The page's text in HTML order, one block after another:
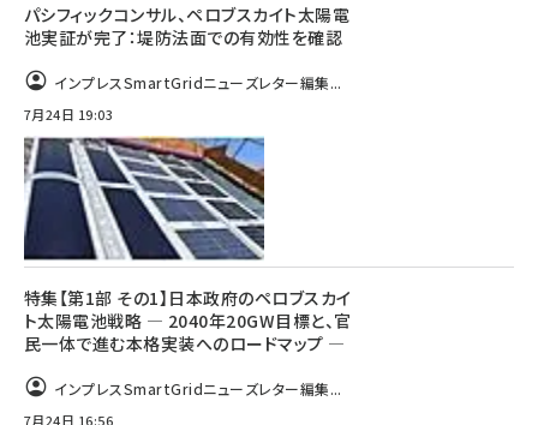
パシフィックコンサル、ペロブスカイト太陽電
池実証が完了：堤防法面での有効性を確認
インプレスSmartGridニューズレター編集...
7月24日 19:03
特集【第1部 その1】日本政府のペロブスカイ
ト太陽電池戦略 ― 2040年20GW目標と、官
民一体で進む本格実装へのロードマップ ―
インプレスSmartGridニューズレター編集...
7月24日 16:56